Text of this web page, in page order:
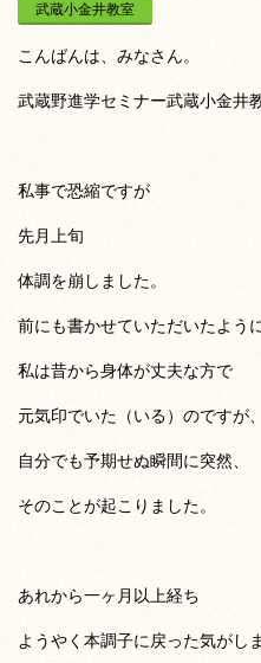
武蔵小金井教室
こんばんは、みなさん。
武蔵野進学セミナー武蔵小金井
私事で恐縮ですが
先月上旬
体調を崩しました。
前にも書かせていただいたよう
私は昔から身体が丈夫な方で
元気印でいた（いる）のですが、
自分でも予期せぬ瞬間に突然、
そのことが起こりました。
あれから一ヶ月以上経ち
ようやく本調子に戻った気がし